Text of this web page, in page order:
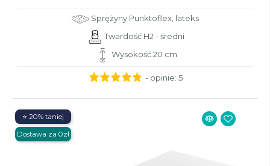
Sprężyny Punktoflex, lateks
Twardość H2 - średni
Wysokość 20 cm
- opinie: 5
⭐ 20% taniej
Dostawa za 0zł